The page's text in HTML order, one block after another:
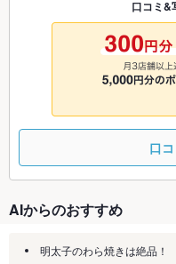
◎
9/7
◎
口コミ&
口
AIからのおすすめ
明太子のわら焼きは絶品！